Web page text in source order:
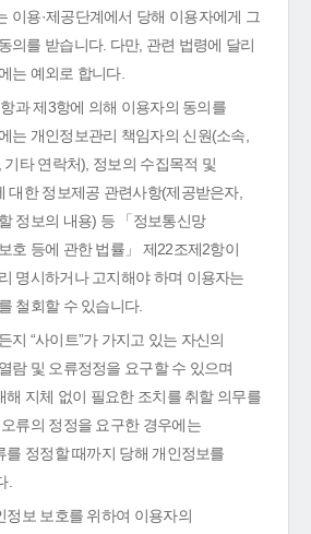
이용·제공단계에서 당해 이용자에게 그
의를 받습니다. 다만, 관련 법령에 달리
는 예외로 합니다.
과 제3항에 의해 이용자의 동의를
는 개인정보관리 책임자의 신원(소속,
기타 연락처), 정보의 수집목적 및
대한 정보제공 관련사항(제공받은자,
정보의 내용) 등 「정보통신망
호 등에 관한 법률」 제22조제2항이
명시하거나 고지해야 하며 이용자는
철회할 수 있습니다.
“사이트”가 가지고 있는 자신의
람 및 오류정정을 요구할 수 있으며
해 지체 없이 필요한 조치를 취할 의무를
류의 정정을 요구한 경우에는
를 정정할 때까지 당해 개인정보를
.
정보 보호를 위하여 이용자의